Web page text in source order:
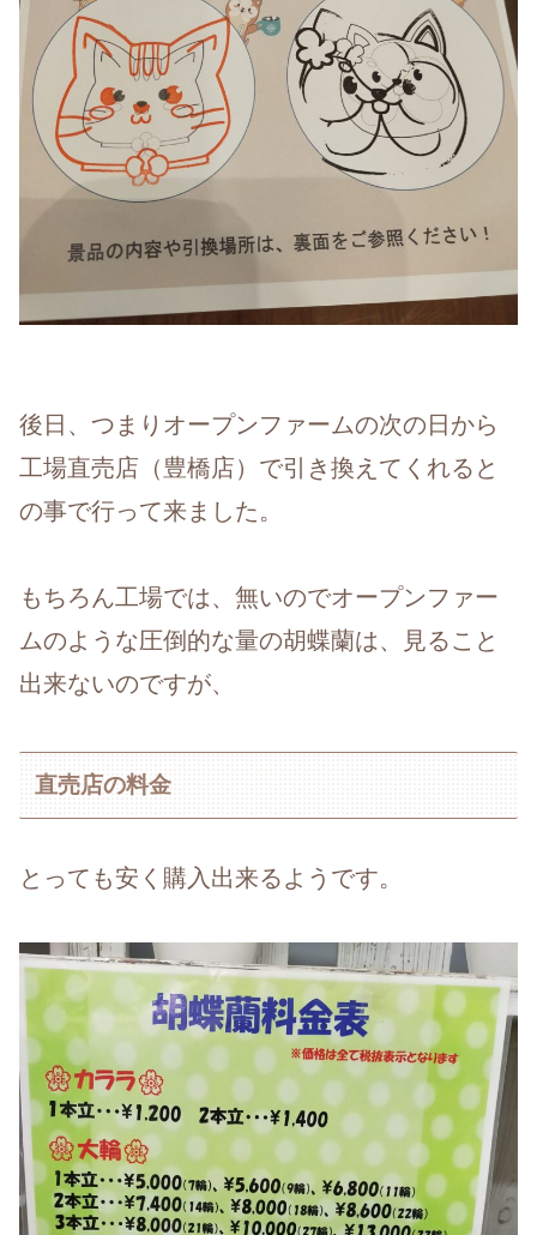
後日、つまりオープンファームの次の日から
工場直売店（豊橋店）で引き換えてくれると
の事で行って来ました。
もちろん工場では、無いのでオープンファー
ムのような圧倒的な量の胡蝶蘭は、見ること
出来ないのですが、
直売店の料金
とっても安く購入出来るようです。